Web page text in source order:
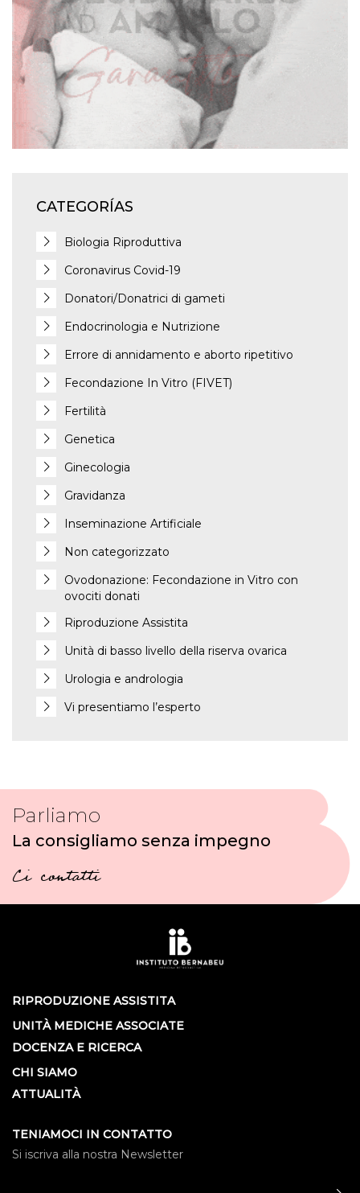
CATEGORÍAS
Biologia Riproduttiva
Coronavirus Covid-19
Donatori/Donatrici di gameti
Endocrinologia e Nutrizione
Errore di annidamento e aborto ripetitivo
Fecondazione In Vitro (FIVET)
Fertilità
Genetica
Ginecologia
Gravidanza
Inseminazione Artificiale
Non categorizzato
Ovodonazione: Fecondazione in Vitro con
ovociti donati
Riproduzione Assistita
Unità di basso livello della riserva ovarica
Urologia e andrologia
Vi presentiamo l’esperto
Parliamo
La consigliamo senza impegno
Ci contatti
RIPRODUZIONE ASSISTITA
UNITÀ MEDICHE ASSOCIATE
DOCENZA E RICERCA
CHI SIAMO
ATTUALITÀ
TENIAMOCI IN CONTATTO
Si iscriva alla nostra Newsletter